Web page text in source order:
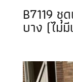
B7119 ชุ
บาง (ไม่